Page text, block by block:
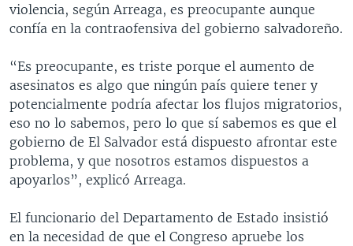
violencia, según Arreaga, es preocupante aunque
confía en la contraofensiva del gobierno salvadoreño.
“Es preocupante, es triste porque el aumento de
asesinatos es algo que ningún país quiere tener y
potencialmente podría afectar los flujos migratorios,
eso no lo sabemos, pero lo que sí sabemos es que el
gobierno de El Salvador está dispuesto afrontar este
problema, y que nosotros estamos dispuestos a
apoyarlos”, explicó Arreaga.
El funcionario del Departamento de Estado insistió
en la necesidad de que el Congreso apruebe los